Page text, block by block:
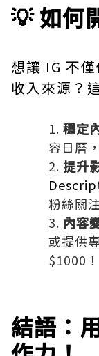
💡 如何
想讓 IG 不
收入來源？
穩定
容日曆
提升
粉絲關
內容
或提供
$1000！
結語：